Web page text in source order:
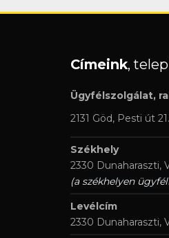
Címeink,
Ügyfélszolgálat,
2131 Göd, Pesti út 21.
Székhely
2330 Dunaharaszti,
(a székhelyen
Levélcím
2330 Dunaharaszti,